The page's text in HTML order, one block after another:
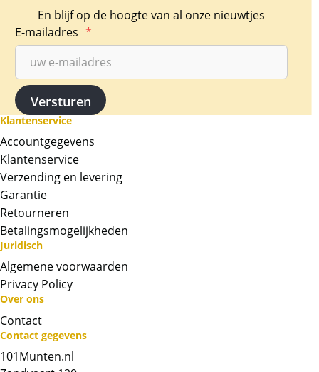
Chat met ons
En blijf op de hoogte van al onze nieuwtjes
E-mailadres *
Klantenservice
Accountgegevens
Klantenservice
Verzending en levering
Garantie
Retourneren
Betalingsmogelijkheden
Juridisch
Algemene voorwaarden
Privacy Policy
Over ons
Contact
Contact gegevens
101Munten.nl